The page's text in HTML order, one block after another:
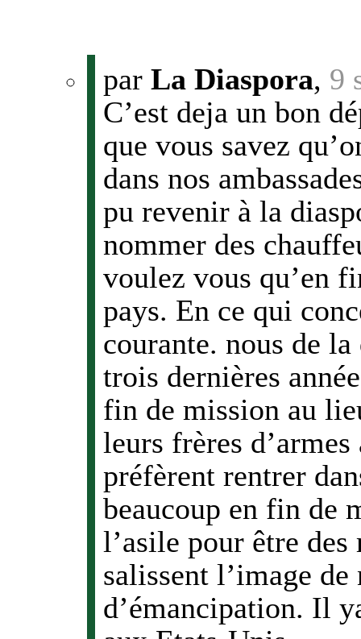
par La Diaspora, 9
C’est deja un bon
que vous savez
dans nos
pu revenir à la
nommer des
voulez vous qu’en
pays. En ce qui
courante. nous de
trois dernières
fin de mission au
leurs frères
préfèrent rentrer
beaucoup en fin de
l’asile pour être
salissent l’image
d’émancipation. Il